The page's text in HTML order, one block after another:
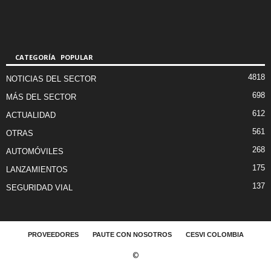
CATEGORÍA POPULAR
NOTICIAS DEL SECTOR 4818
MÁS DEL SECTOR 698
ACTUALIDAD 612
OTRAS 561
AUTOMÓVILES 268
LANZAMIENTOS 175
SEGURIDAD VIAL 137
PROVEEDORES PAUTE CON NOSOTROS CESVI COLOMBIA
©